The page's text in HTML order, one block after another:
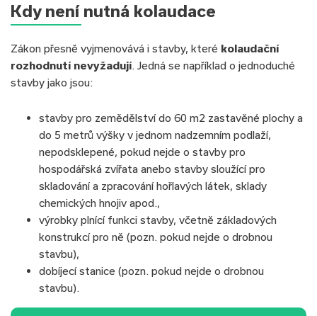
Kdy není nutná kolaudace
Zákon přesně vyjmenovává i stavby, které kolaudační
rozhodnutí nevyžadují. Jedná se například o jednoduché
stavby jako jsou:
stavby pro zemědělství do 60 m2 zastavěné plochy a
do 5 metrů výšky v jednom nadzemním podlaží,
nepodsklepené, pokud nejde o stavby pro
hospodářská zvířata anebo stavby sloužící pro
skladování a zpracování hořlavých látek, sklady
chemických hnojiv apod.,
výrobky plnící funkci stavby, včetně základových
konstrukcí pro ně (pozn. pokud nejde o drobnou
stavbu),
dobíjecí stanice (pozn. pokud nejde o drobnou
stavbu).